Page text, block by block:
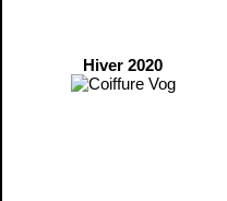
Hiver 2020